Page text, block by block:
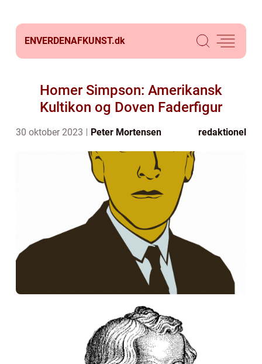
ENVERDENAFKUNST.dk
Homer Simpson: Amerikansk
Kultikon og Doven Faderfigur
30 oktober 2023 Peter Mortensen redaktionel